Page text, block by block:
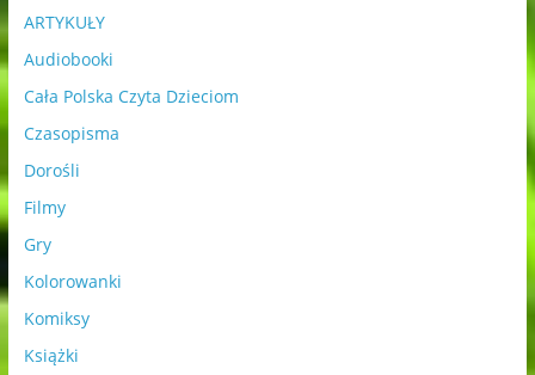
ARTYKUŁY
Audiobooki
Cała Polska Czyta Dzieciom
Czasopisma
Dorośli
Filmy
Gry
Kolorowanki
Komiksy
Książki